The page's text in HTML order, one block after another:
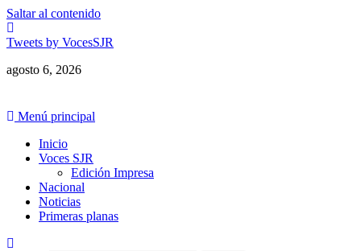
Saltar al contenido
Tweets by VocesSJR
agosto 6, 2026
Menú principal
Inicio
Voces SJR
Edición Impresa
Nacional
Noticias
Primeras planas